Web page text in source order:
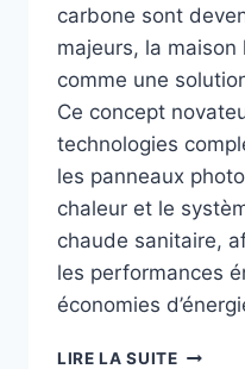
carbone sont
majeurs, la maison
comme une
Ce concept
technologies
les panneaux
chaleur et le
chaude sanitaire,
les performances
économies
LIRE LA SUITE LA